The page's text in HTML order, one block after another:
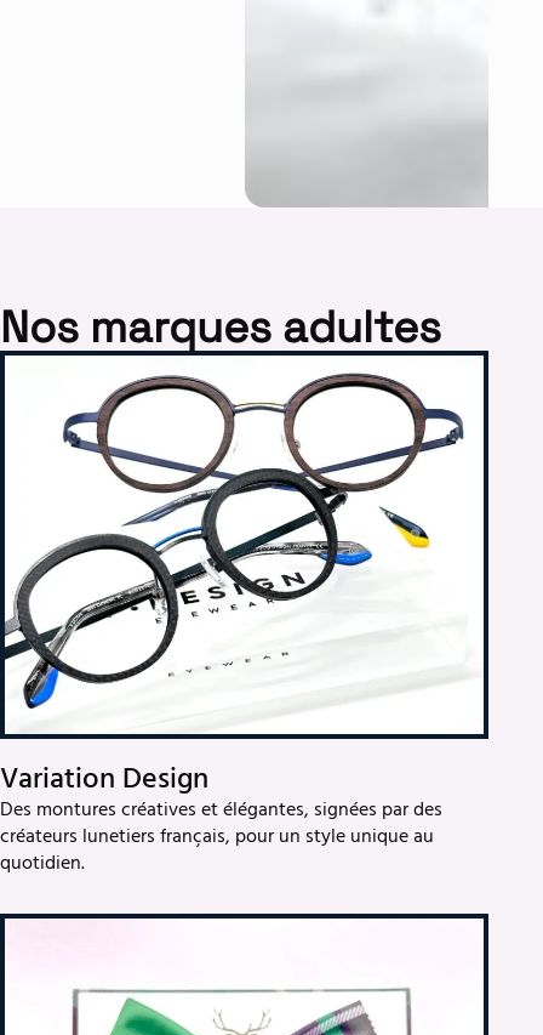
Nos marques adultes
Variation Design
Des montures créatives et élégantes, signées par des
créateurs lunetiers français, pour un style unique au
quotidien.